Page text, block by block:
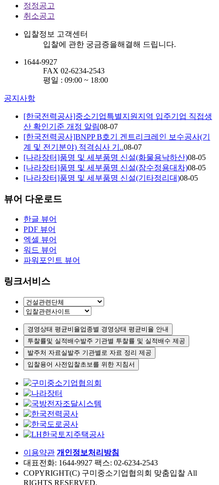
정정공고
취소공고
입찰정보 고객센터
입찰에 관한 궁금증을해결해 드립니다.
1644-9927
FAX 02-6234-2543
평일 : 09:00 ~ 18:00
공지사항
[한국전력공사]중소기업특별지원지역 입주기업 직접생
산 확인기준 개정 알림08-07
[한국전력공사]BNPP B호기 겐트리크레인 보수공사(기
계 및 전기분야) 적격심사 기..08-07
[나라장터]품명 및 세부품명 신설(화물용낙하산)08-05
[나라장터]품명 및 세부품명 신설(잠수정용대차)08-05
[나라장터]품명 및 세부품명 신설(기타정리대)08-05
뷰어 다운로드
한글 뷰어
PDF 뷰어
엑셀 뷰어
워드 뷰어
파워포인트 뷰어
링크서비스
경영상태 평균비율업종별 경영상태 평균비율 안내
투찰률및 실적배수발주 기관별 투찰률 및 실적배수 제공
발주처 자료실 발주 기관별로 자료 정리 제공
입찰용어 사전 입찰초보를 위한 지침서
이용약관 개인정보처리방침
대표전화: 1644-9927 팩스: 02-6234-2543
COPYRIGHT(C) 구미중소기업협의회 맞춤입찰 All
RIGHTS RESERVED.